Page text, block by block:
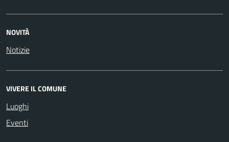
NOVITÀ
Notizie
VIVERE IL COMUNE
Luoghi
Eventi